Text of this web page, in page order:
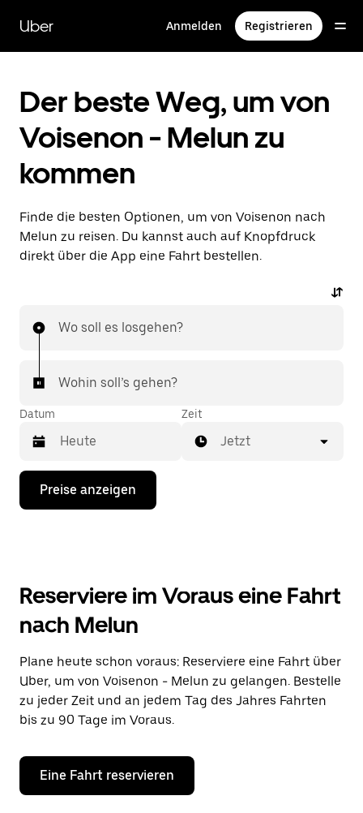
zum
Hauptinhalt
Uber Anmelden Registrieren
Der beste Weg, um von
Voisenon - Melun zu
kommen
Finde die besten Optionen, um von Voisenon nach
Melun zu reisen. Du kannst auch auf Knopfdruck
direkt über die App eine Fahrt bestellen.
Wo soll es losgehen?
Wohin soll’s gehen?
Datum
Drücke
Nach-
Kalender
interagieren
ein
Datum
auszuwählen.
Drücke
die
Escape-
um
den
Kalender
Zeit
Jetzt
Preise anzeigen
Reserviere im Voraus eine Fahrt
nach Melun
Plane heute schon voraus: Reserviere eine Fahrt über
Uber, um von Voisenon - Melun zu gelangen. Bestelle
zu jeder Zeit und an jedem Tag des Jahres Fahrten
bis zu 90 Tage im Voraus.
Eine Fahrt reservieren